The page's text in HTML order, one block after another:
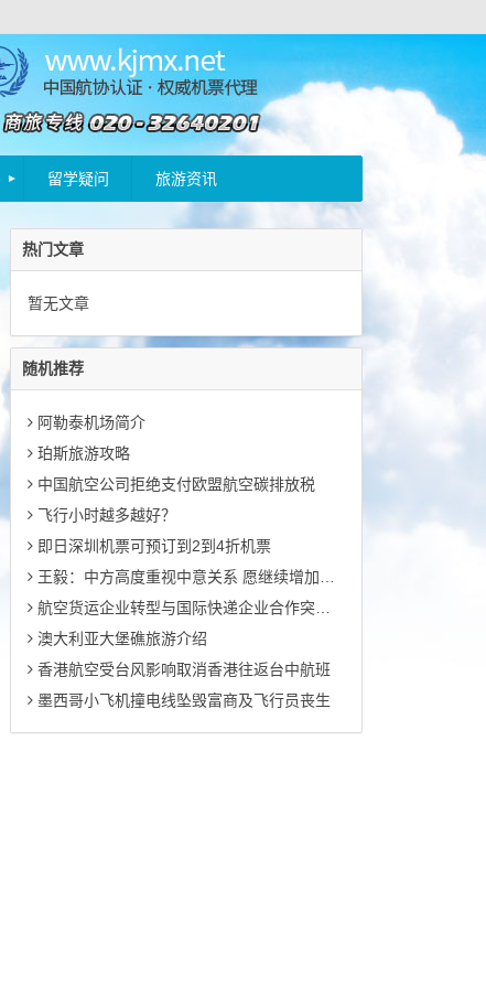
留学疑问 旅游资讯
热门文章
暂无文章
随机推荐
阿勒泰机场简介
珀斯旅游攻略
中国航空公司拒绝支付欧盟航空碳排放税
飞行小时越多越好？
即日深圳机票可预订到2到4折机票
王毅：中方高度重视中意关系 愿继续增加两国航班
航空货运企业转型与国际快递企业合作突围路径浅析
澳大利亚大堡礁旅游介绍
香港航空受台风影响取消香港往返台中航班
墨西哥小飞机撞电线坠毁富商及飞行员丧生